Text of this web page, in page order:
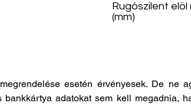
Rugószilent elöl
(mm)
esetén érvényesek. De ne
adatokat sem kell megadnia,